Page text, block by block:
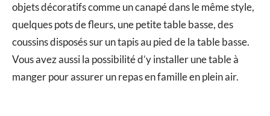
objets décoratifs comme un canapé dans le même style,
quelques pots de fleurs, une petite table basse, des
coussins disposés sur un tapis au pied de la table basse.
Vous avez aussi la possibilité d’y installer une table à
manger pour assurer un repas en famille en plein air.